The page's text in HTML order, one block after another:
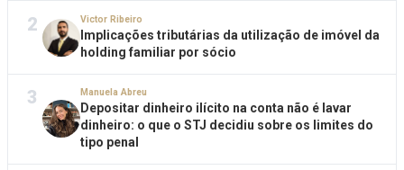
2 Victor Ribeiro
Implicações tributárias da utilização de imóvel da
holding familiar por sócio
3 Manuela Abreu
Depositar dinheiro ilícito na conta não é lavar
dinheiro: o que o STJ decidiu sobre os limites do
tipo penal